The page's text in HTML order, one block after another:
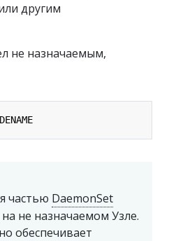
другим
не назначаемым,
частью DaemonSet
не назначаемом Узле.
обеспечивает